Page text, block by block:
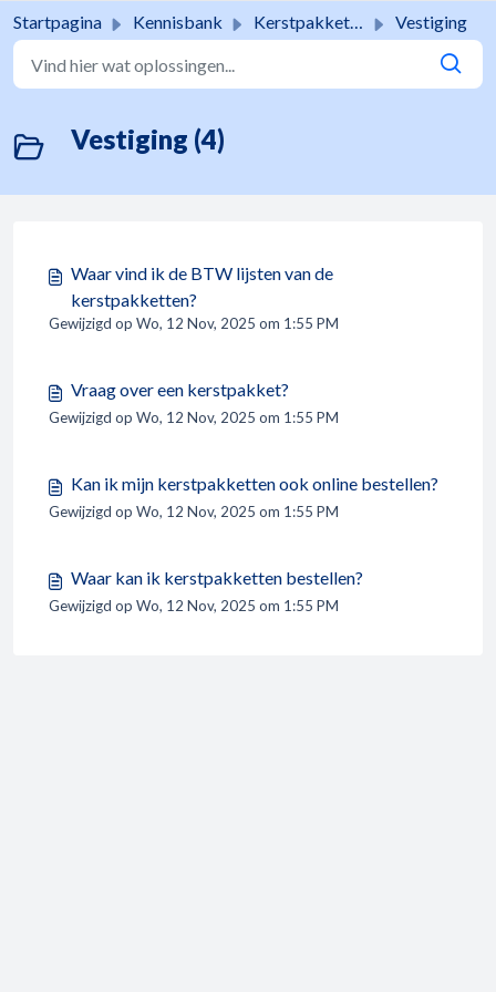
Startpagina Kennisbank Kerstpakketten Vestiging
Vestiging (4)
Waar vind ik de BTW lijsten van de
kerstpakketten?
Gewijzigd op Wo, 12 Nov, 2025 om 1:55 PM
Vraag over een kerstpakket?
Gewijzigd op Wo, 12 Nov, 2025 om 1:55 PM
Kan ik mijn kerstpakketten ook online bestellen?
Gewijzigd op Wo, 12 Nov, 2025 om 1:55 PM
Waar kan ik kerstpakketten bestellen?
Gewijzigd op Wo, 12 Nov, 2025 om 1:55 PM